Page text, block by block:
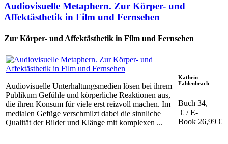
Audiovisuelle Metaphern. Zur Körper- und
Affektästhetik in Film und Fernsehen
Zur Körper- und Affektästhetik in Film und Fernsehen
Audiovisuelle Unterhaltungsmedien lösen bei ihrem
Publikum Gefühle und körperliche Reaktionen aus,
die ihren Konsum für viele erst reizvoll machen. Im
medialen Gefüge verschmilzt dabei die sinnliche
Qualität der Bilder und Klänge mit komplexen ...
Kathrin
Fahlenbrach
Buch 34,–
€ / E-
Book 26,99 €